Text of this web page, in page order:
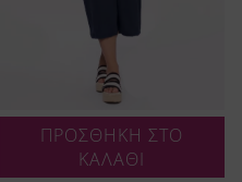
ΠΡΟΣΘΗΚΗ ΣΤΟ
ΚΑΛΑΘΙ